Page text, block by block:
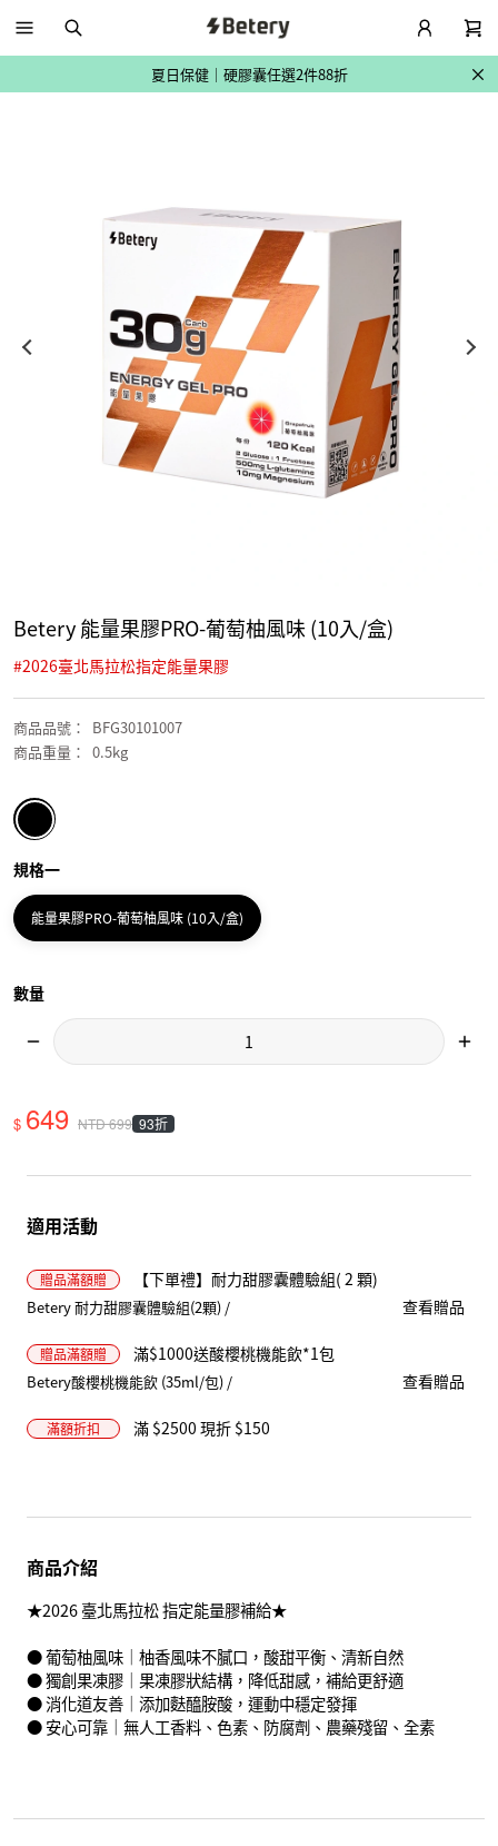
夏日保健｜硬膠囊任選2件88折
🔥全館滿 2500 現折 150
Betery 能量果膠PRO-葡萄柚風味 (10入/盒)
#2026臺北馬拉松指定能量果膠
商品品號 ：
BFG30101007
商品重量 ： 0.5kg
規格一
能量果膠PRO-葡萄柚風味 (10入/盒)
數量
$ 649 NTD699 93折
適用活動
贈品滿額贈 【下單禮】耐力甜膠囊體驗組( 2 顆)
Betery 耐力甜膠囊體驗組(2顆) / 查看贈品
贈品滿額贈 滿$1000送酸櫻桃機能飲*1包
Betery酸櫻桃機能飲 (35ml/包) / 查看贈品
滿額折扣 滿 $2500 現折 $150
商品介紹
★2026 臺北馬拉松 指定能量膠補給★
● 葡萄柚風味｜柚香風味不膩口，酸甜平衡、清新自然
● 獨創果凍膠｜果凍膠狀結構，降低甜感，補給更舒適
● 消化道友善｜添加麩醯胺酸，運動中穩定發揮
● 安心可靠｜無人工香料、色素、防腐劑、農藥殘留、全素